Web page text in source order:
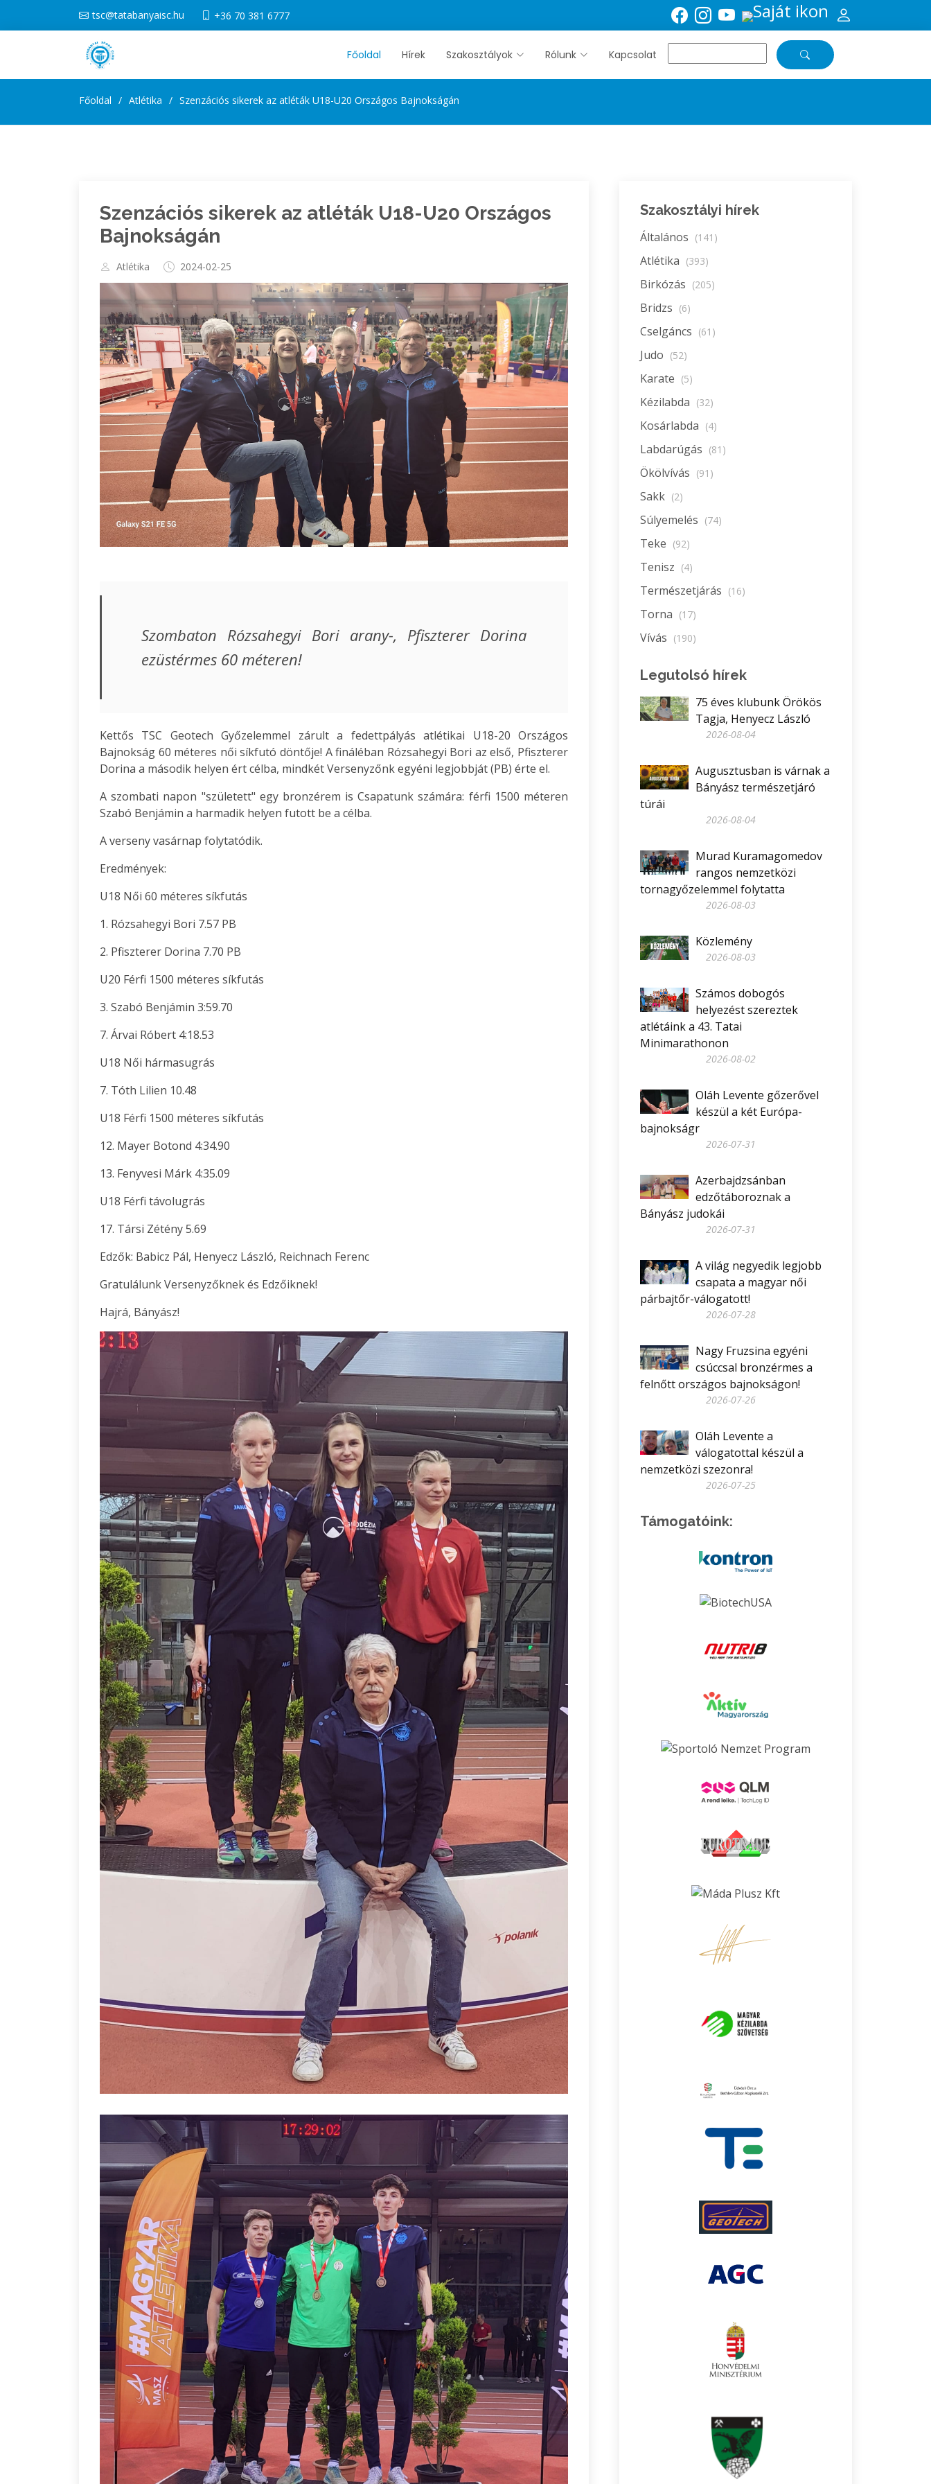
tsc@tatabanyaisc.hu +36 70 381 6777
Főoldal Hírek Szakosztályok Rólunk Kapcsolat
Főoldal Atlétika Szenzációs sikerek az atléták U18-U20 Országos Bajnokságán
Szenzációs sikerek az atléták U18-U20 Országos
Bajnokságán
Atlétika 2024-02-25
Szombaton Rózsahegyi Bori arany-, Pfiszterer Dorina
ezüstérmes 60 méteren!
Kettős TSC Geotech Győzelemmel zárult a fedettpályás atlétikai U18-20 Országos
Bajnokság 60 méteres női síkfutó döntője! A fináléban Rózsahegyi Bori az első, Pfiszterer
Dorina a második helyen ért célba, mindkét Versenyzőnk egyéni legjobbját (PB) érte el.
A szombati napon "született" egy bronzérem is Csapatunk számára: férfi 1500 méteren
Szabó Benjámin a harmadik helyen futott be a célba.
A verseny vasárnap folytatódik.
Eredmények:
U18 Női 60 méteres síkfutás
1. Rózsahegyi Bori 7.57 PB
2. Pfiszterer Dorina 7.70 PB
U20 Férfi 1500 méteres síkfutás
3. Szabó Benjámin 3:59.70
7. Árvai Róbert 4:18.53
U18 Női hármasugrás
7. Tóth Lilien 10.48
U18 Férfi 1500 méteres síkfutás
12. Mayer Botond 4:34.90
13. Fenyvesi Márk 4:35.09
U18 Férfi távolugrás
17. Társi Zétény 5.69
Edzők: Babicz Pál, Henyecz László, Reichnach Ferenc
Gratulálunk Versenyzőknek és Edzőiknek!
Hajrá, Bányász!
Szakosztályi hírek
Általános (141)
Atlétika (393)
Birkózás (205)
Bridzs (6)
Cselgáncs (61)
Judo (52)
Karate (5)
Kézilabda (32)
Kosárlabda (4)
Labdarúgás (81)
Ökölvívás (91)
Sakk (2)
Súlyemelés (74)
Teke (92)
Tenisz (4)
Természetjárás (16)
Torna (17)
Vívás (190)
Legutolsó hírek
75 éves klubunk Örökös
Tagja, Henyecz László
2026-08-04
Augusztusban is várnak a
Bányász természetjáró
túrái
2026-08-04
Murad Kuramagomedov
rangos nemzetközi
tornagyőzelemmel folytatta
2026-08-03
Közlemény
2026-08-03
Számos dobogós
helyezést szereztek
atlétáink a 43. Tatai
Minimarathonon
2026-08-02
Oláh Levente gőzerővel
készül a két Európa-
bajnokságr
2026-07-31
Azerbajdzsánban
edzőtáboroznak a
Bányász judokái
2026-07-31
A világ negyedik legjobb
csapata a magyar női
párbajtőr-válogatott!
2026-07-28
Nagy Fruzsina egyéni
csúccsal bronzérmes a
felnőtt országos bajnokságon!
2026-07-26
Oláh Levente a
válogatottal készül a
nemzetközi szezonra!
2026-07-25
Támogatóink: